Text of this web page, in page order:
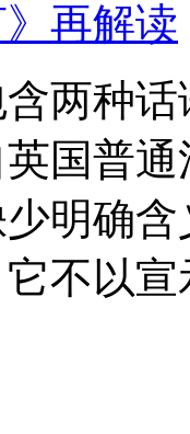
再解读
含两种
国普
明确
不以